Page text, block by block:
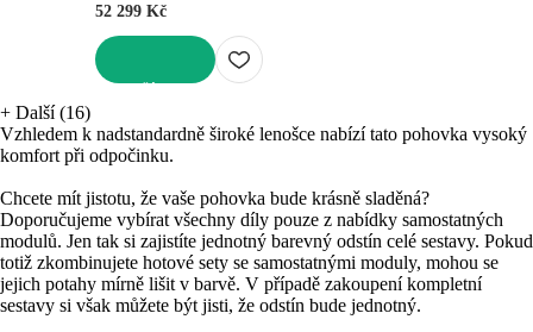
52 299 Kč
+ Další (16)
Vzhledem k nadstandardně široké lenošce nabízí tato pohovka vysoký
komfort při odpočinku.
Chcete mít jistotu, že vaše pohovka bude krásně sladěná?
Doporučujeme vybírat všechny díly pouze z nabídky samostatných
modulů. Jen tak si zajistíte jednotný barevný odstín celé sestavy. Pokud
totiž zkombinujete hotové sety se samostatnými moduly, mohou se
jejich potahy mírně lišit v barvě. V případě zakoupení kompletní
sestavy si však můžete být jisti, že odstín bude jednotný.